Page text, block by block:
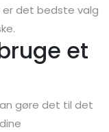
det bedste valg
et
gøre det til det